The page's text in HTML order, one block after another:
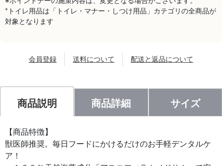
*トイレ用品は「トイレ・マナー・しつけ用品」カテゴリの全商品が
対象となります
会員登録 送料について 配送と返品について
商品説明 商品詳細 サイズ
【商品特徴】
獣医師推奨。毎日フードにかけるだけのお手軽デンタルケ
ア！